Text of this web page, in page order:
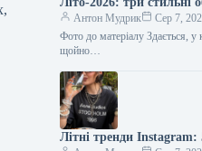
Антон Мудрик
Сер 7,
Фото до матеріалу Здається,
щойно…
Літні тренди